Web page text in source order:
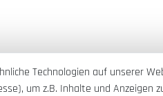
Technologien auf unserer
um z.B. Inhalte und